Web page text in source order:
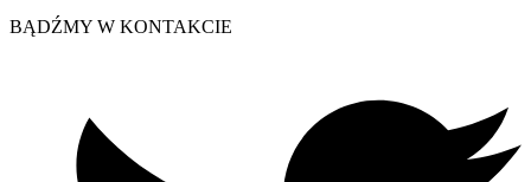
BĄDŹMY W KONTAKCIE